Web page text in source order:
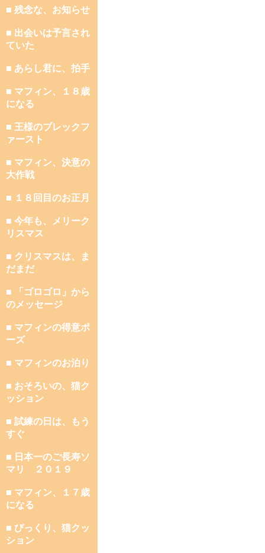
■ 残念な、お知らせ
■ 出会いは予言され
ていた
■ あらし君に、拍手
■ マフィン、１８歳
になる
■ 王様のブレックフ
ァースト
■ マフィン、決意の
大作戦
■ １８回目のお正月
■ 今年も、メリーク
リスマス
■ クリスマスは、ま
だまだ
■ 「ゴロゴロ」から
のメッセージ
■ マフィンの得意ポ
ーズ
■ マフィンのお泊り
■ おそろいの、猫ク
ッション
■ 試練の日は、もう
すぐ
■ 日本一のご長寿ソ
マリ ２０１９
■ マフィン、１７歳
になる
■ びっくり、猫クッ
ション